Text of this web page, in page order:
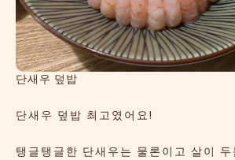
단새우 덮밥
단새우 덮밥 최고였어요!
탱글탱글한 단새우는 물론이고 살이